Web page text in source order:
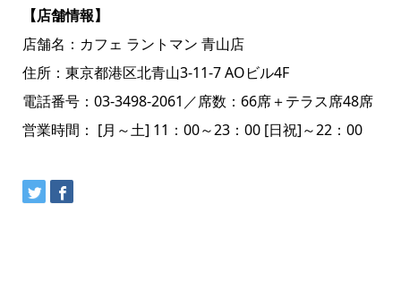
【店舗情報】
店舗名：カフェ ラントマン 青山店
住所：東京都港区北青山3-11-7 AOビル4F
電話番号：03-3498-2061／席数：66席＋テラス席48席
営業時間： [月～土] 11：00～23：00 [日祝]～22：00